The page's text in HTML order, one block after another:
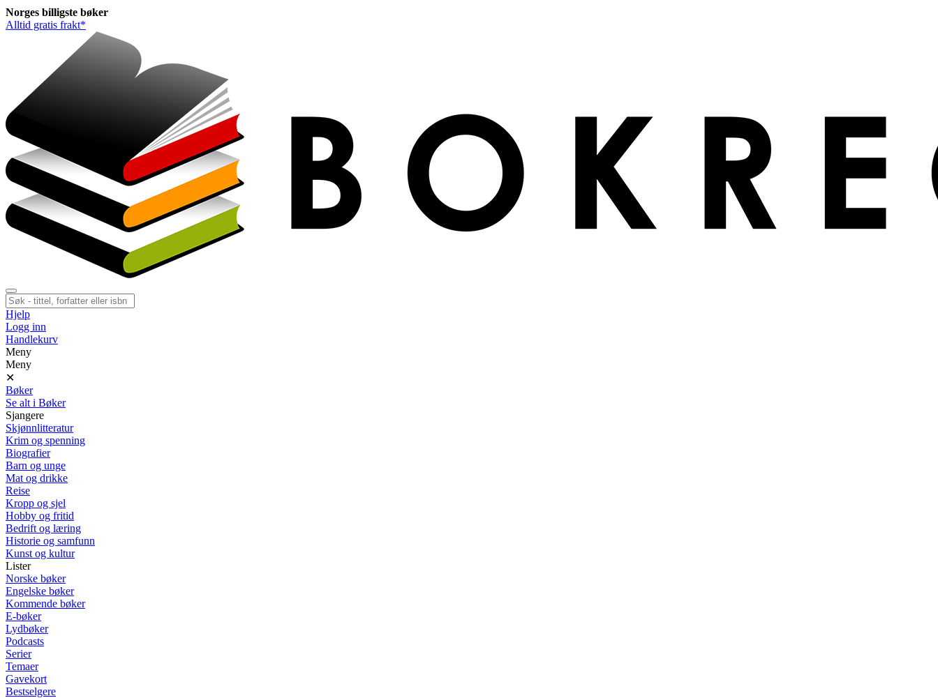
Norges billigste bøker
Alltid gratis frakt*
Hjelp
Logg inn
Handlekurv
Meny
Meny
✕
Bøker
Se alt i Bøker
Sjangere
Skjønnlitteratur
Krim og spenning
Biografier
Barn og unge
Mat og drikke
Reise
Kropp og sjel
Hobby og fritid
Bedrift og læring
Historie og samfunn
Kunst og kultur
Lister
Norske bøker
Engelske bøker
Kommende bøker
E-bøker
Lydbøker
Podcasts
Serier
Temaer
Gavekort
Bestselgere